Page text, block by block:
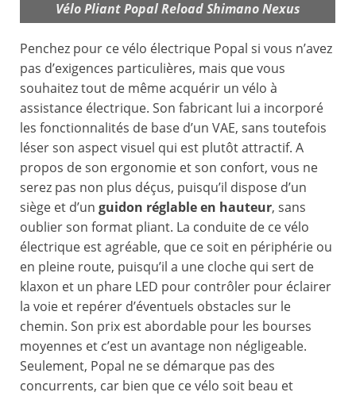
Vélo Pliant Popal Reload Shimano Nexus
Penchez pour ce vélo électrique Popal si vous n’avez
pas d’exigences particulières, mais que vous
souhaitez tout de même acquérir un vélo à
assistance électrique. Son fabricant lui a incorporé
les fonctionnalités de base d’un VAE, sans toutefois
léser son aspect visuel qui est plutôt attractif. A
propos de son ergonomie et son confort, vous ne
serez pas non plus déçus, puisqu’il dispose d’un
siège et d’un guidon réglable en hauteur, sans
oublier son format pliant. La conduite de ce vélo
électrique est agréable, que ce soit en périphérie ou
en pleine route, puisqu’il a une cloche qui sert de
klaxon et un phare LED pour contrôler pour éclairer
la voie et repérer d’éventuels obstacles sur le
chemin. Son prix est abordable pour les bourses
moyennes et c’est un avantage non négligeable.
Seulement, Popal ne se démarque pas des
concurrents, car bien que ce vélo soit beau et